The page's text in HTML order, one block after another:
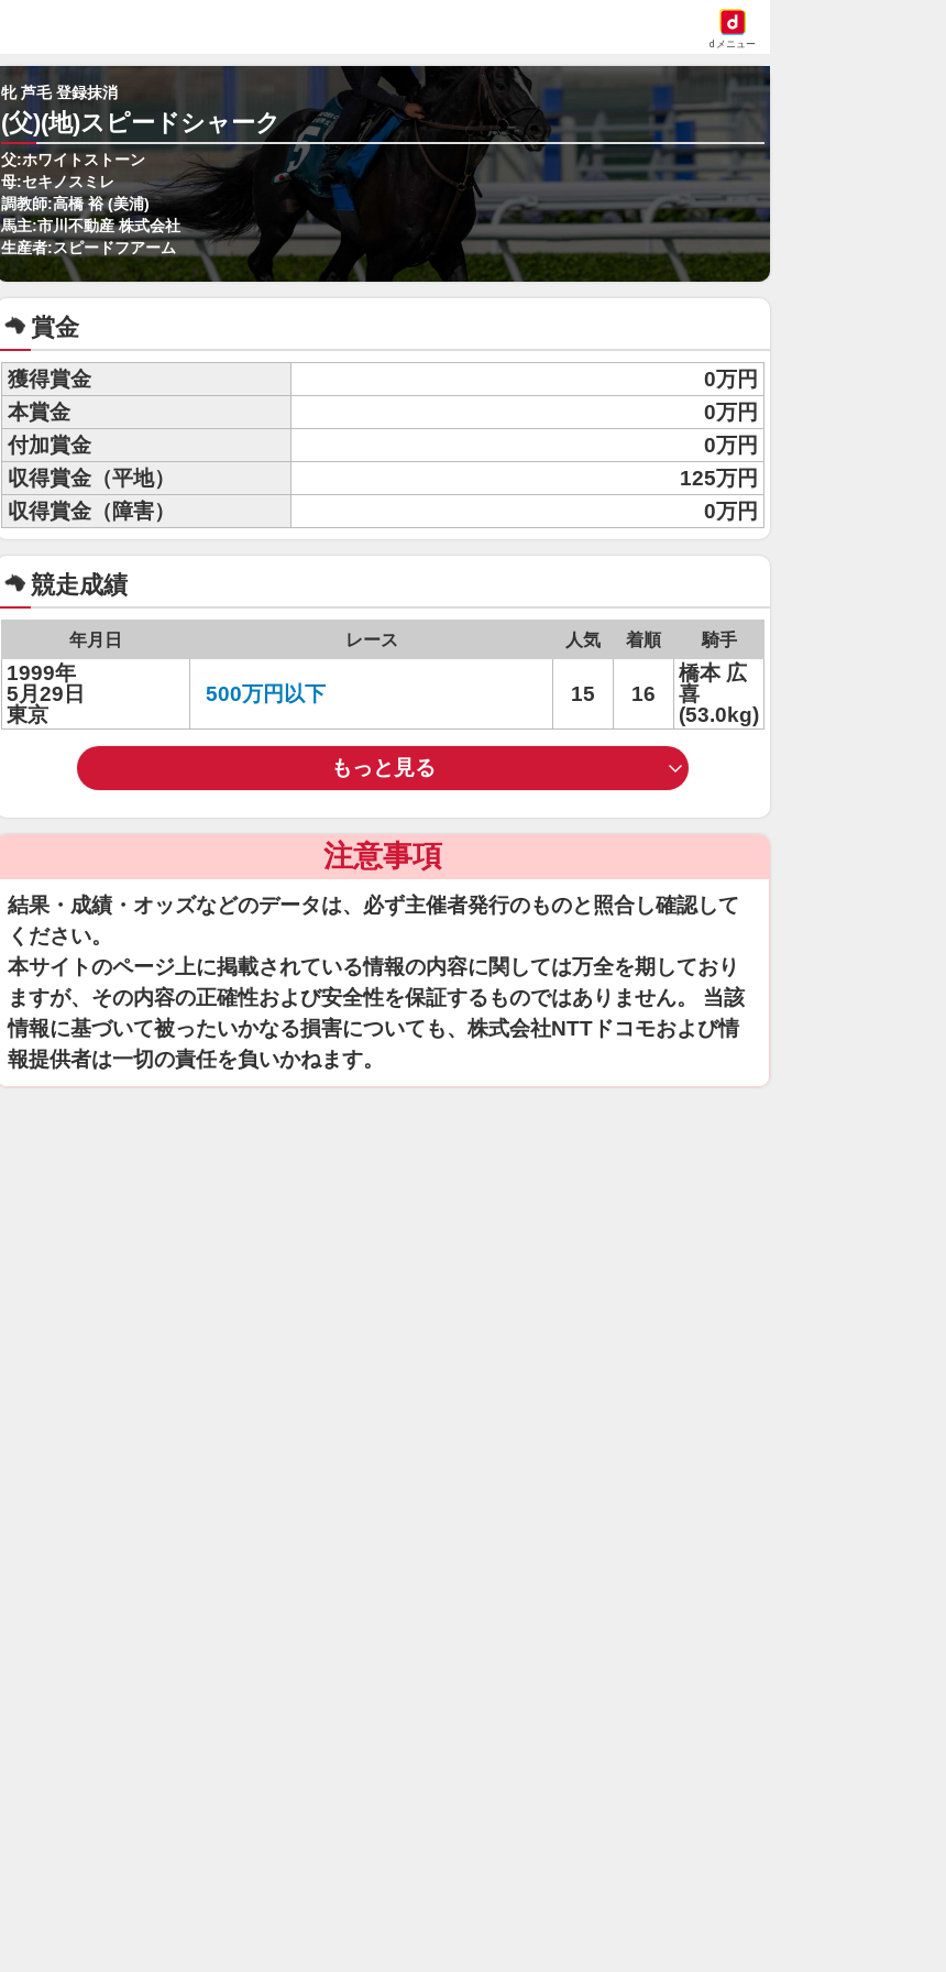
dメニュー
牝 芦毛 登録抹消
(父)(地)スピードシャーク
父:ホワイトストーン
母:セキノスミレ
調教師:高橋 裕 (美浦)
馬主:市川不動産 株式会社
生産者:スピードフアーム
賞金
獲得賞金
0万円
本賞金
0万円
付加賞金
0万円
収得賞金（平地）
125万円
収得賞金（障害）
0万円
競走成績
年月日 レース 人気 着順 騎手
1999年
5月29日
東京
500万円以下 15 16
橋本 広
喜
(53.0kg)
もっと見る
注意事項
結果・成績・オッズなどのデータは、必ず主催者発行のものと照合し確認して
ください。
本サイトのページ上に掲載されている情報の内容に関しては万全を期しており
ますが、その内容の正確性および安全性を保証するものではありません。 当該
情報に基づいて被ったいかなる損害についても、株式会社NTTドコモおよび情
報提供者は一切の責任を負いかねます。